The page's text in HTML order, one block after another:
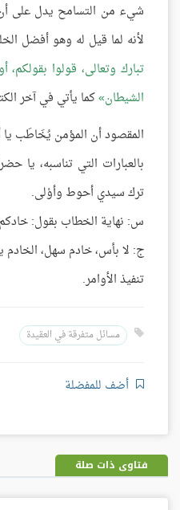
شيء من التسامح يدل على أن
لأنه لما قيل له وهو أفضل
تبارك وتعالى، قولوا
الشيطان كما يأتي في آخر
المقصود أن المؤمن يُخَاطَب يا
بالعبارات التي تناسبه، يا
ترك سيدي أحوط وأوْلى.
س: نهاية الخطاب بقول:
ج: لا بأس، خادم سهل،
تنفيذ الأوامر.
مسائل متفرقة في العقيدة
أضف للمفضلة
فتاوى ذات صلة